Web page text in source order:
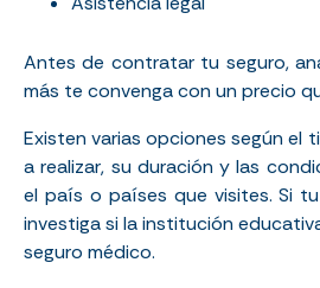
Antes de contratar tu seguro,
más te convenga con un precio
Existen varias opciones según el
a realizar, su duración y las
el país o países que visites. Si
investiga si la institución
seguro médico.